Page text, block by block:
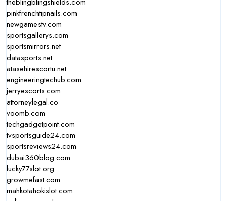
pinkfrenchtipnails.com
newgamestv.com
sportsgallerys.com
sportsmirrors.net
datasports.net
atasehirescortu.net
engineeringtechub.com
jerryescorts.com
attorneylegal.co
voomb.com
techgadgetpoint.com
tvsportsguide24.com
sportsreviews24.com
dubai360blog.com
lucky77slot.org
growmefast.com
mahkotahokislot.com